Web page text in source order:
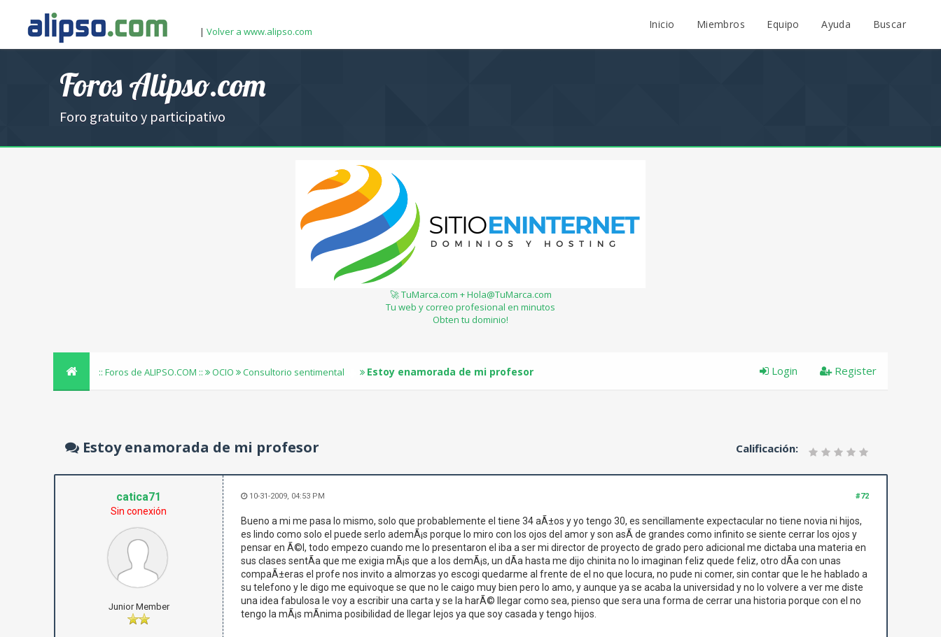
| Volver a www.alipso.com
Inicio Miembros Equipo Ayuda Buscar
Foros Alipso.com
Foro gratuito y participativo
🚀 TuMarca.com + Hola@TuMarca.com
Tu web y correo profesional en minutos
Obten tu dominio!
:: Foros de ALIPSO.COM :: OCIO Consultorio sentimental Estoy enamorada de mi profesor Register
Login
Calificación:
Estoy enamorada de mi profesor
catica71
Sin conexión
Junior Member
#72
10-31-2009, 04:53 PM
Bueno a mi me pasa lo mismo, solo que probablemente el tiene 34 aÃ±os y yo tengo 30, es sencillamente expectacular no tiene novia ni hijos,
es lindo como solo el puede serlo ademÃ¡s porque lo miro con los ojos del amor y son asÃ­ de grandes como infinito se siente cerrar los ojos y
pensar en Ã©l, todo empezo cuando me lo presentaron el iba a ser mi director de proyecto de grado pero adicional me dictaba una materia en
sus clases sentÃ­a que me exigia mÃ¡s que a los demÃ¡s, un dÃ­a hasta me dijo chinita no lo imaginan feliz quede feliz, otro dÃ­a con unas
compaÃ±eras el profe nos invito a almorzas yo escogi quedarme al frente de el no que locura, no pude ni comer, sin contar que le he hablado a
su telefono y le digo me equivoque se que no le caigo muy bien pero lo amo, y aunque ya se acaba la universidad y no lo volvere a ver me diste
una idea fabulosa le voy a escribir una carta y se la harÃ© llegar como sea, pienso que sera una forma de cerrar una historia porque con el no
tengo la mÃ¡s mÃ­nima posibilidad de llegar lejos ya que soy casada y tengo hijos.